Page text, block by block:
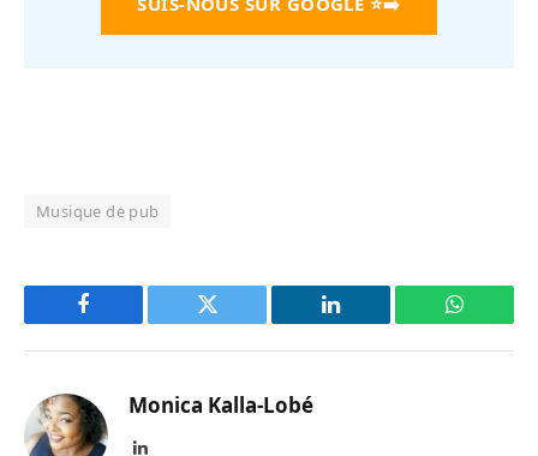
Musique de pub
Facebook Twitter LinkedIn
Monica Kalla-Lobé
LinkedIn